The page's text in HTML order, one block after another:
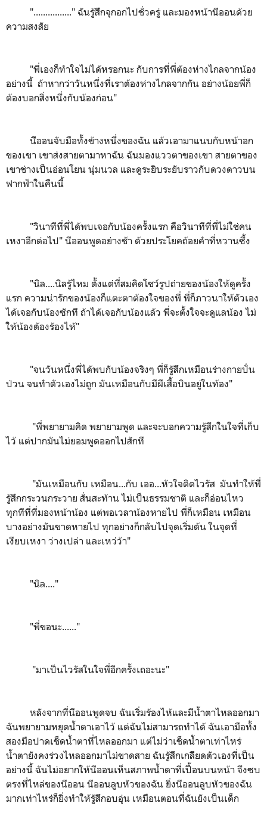
"................" ฉันรู้สึึกจุกอกไปชั่วครู่ และมองหน้านีออนด้วย
ความสงสัย
"พี่เองก็ทำใจไม่ได้หรอกนะ กับการที่พี่ต้องห่างไกลจากน้อง
อย่างนี้ ถ้าหากว่าวันหนึ่งที่เราต้องห่างไกลจากกัน อย่างน้อยพี่ก็
ต้องบอกสิ่งหนึ่งกับน้องก่อน"
นีีออนจับมือทั้งข้างหนึ่งของฉัน แล้วเอามาแนบกับหน้าอก
ของเขา เขาส่งสายตามาหาฉัน ฉันมองแววตาของเขา สายตาของ
เขาช่างเป็นอ่อนโยน นุ่มนวล และดูระยิบระยับราวกับดวงดาวบน
ฟากฟ้าในคืนนี้
"วินาทีที่พี่ได้พบเจอกับน้องครั้งแรก คือวินาทีที่พี่ไม่ใช่คน
เหงาอีกต่อไป" นีออนพูดอย่างช้า ด้วยประโยคถ้อยคำที่หวานซึ้ง
"นิล....นิลรู้ไหม ตั้งแต่ที่สมคิดโชว์รูปถ่ายของน้องให้ดูครั้ง
แรก ความน่ารักของน้องก็แตะตาต้องใจของพี่ พี่ก็ภาวนาให้ตัวเอง
ได้เจอกับน้องซักที ถ้าได้เจอกับน้องแล้ว พี่จะตั้งใจจะดูแลน้อง ไม่
ให้น้องต้องร้องไห้"
"จนวันหนึ่งพี่ได้พบกับน้องจริงๆ พี่ก็รู้สึกเหมือนร่างกายปั่น
ป่วน จนทำตัวเองไม่ถูก มันเหมือนกับมีผีเสื้อบินอยู่ในท้อง"
"พี่พยายามคิด พยายามพูด และจะบอกความรู้สึกในใจที่เก็บ
ไว้ แต่ปากมันไม่ยอมพูดออกไปสักที
"มันเหมือนกับ เหมือน...กับ เออ...หัวใจติดไวรัส มันทำให้พีี่
รู้สึกกระวนกระวาย สั่นสะท้าน ไม่เป็นธรรมชาติ และก็อ่อนไหว
ทุกทีที่ที่มองหน้าน้อง แต่พอเวลาน้องหายไป พี่ก็เหมือน เหมือน
บางอย่างมันขาดหายไป ทุกอย่างก็กลับไปจุดเริ่มต้น ในจุดที่
เงียบเหงา ว่างเปล่า และเหว่ว้า"
"นิล...."
"พี่ขอนะ......"
"มาเป็นไวรัสในใจพี่อีกครั้งเถอะนะ"
หลังจากที่นีออนพูดจบ ฉันเริ่มร้องไห้และมีน้ำตาไหลออกมา
ฉันพยายามหยุดน้ำตาเอาไว้ แต่ฉันไม่สามารถทำได้ ฉันเอามือทั้ง
สองมือปาดเช็ดน้ำตาที่ไหลออกมา แต่ไม่ว่าเช็ดน้ำตาเท่าไหร่
น้ำตายังคงร่วงไหลออกมาไม่ขาดสาย ฉันรู้สึกเกลีียดตัวเองที่เป็น
อย่างนี้ ฉันไม่อยากให้นีออนเห็นสภาพน้ำตาที่เปื้อนบนหน้า จึงซบ
ตรงที่ไหล่ของนีออน นีออนลูบหัวของฉัน ยิ่งนีออนลูบหัวของฉัน
มากเท่าไหร่ก็ยิ่งทำให้รู้สึกอบอุ่น เหมือนตอนที่ฉันยังเป็นเด็ก